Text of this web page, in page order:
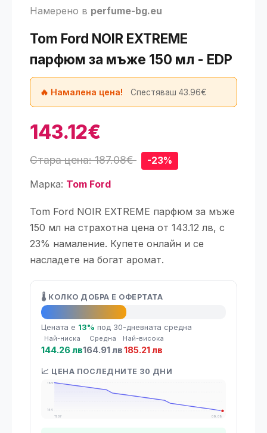
Намерено в perfume-bg.eu
Tom Ford NOIR EXTREME
парфюм за мъже 150 мл - EDP
🔥 Намалена цена! Спестяваш 43.96€
143.12€
Стара цена: 187.08€ -23%
Марка: Tom Ford
Tom Ford NOIR EXTREME парфюм за мъже
150 мл на страхотна цена от 143.12 лв, с
23% намаление. Купете онлайн и се
насладете на богат аромат.
🌡️ КОЛКО ДОБРА Е ОФЕРТАТА
👍 Добра оферта
Цената е 13% под 30-дневната средна
Най-ниска
144.26 лв
Средна
164.91 лв
Най-висока
185.21 лв
📈 ЦЕНА ПОСЛЕДНИТЕ 30 ДНИ
185
144
11.07
09.08